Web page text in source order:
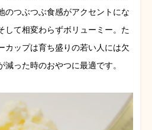
のつぶつぶ食感がアクセントにな
して相変わらずボリューミー。た
カップは育ち盛りの若い人には欠
った時のおやつに最適です。